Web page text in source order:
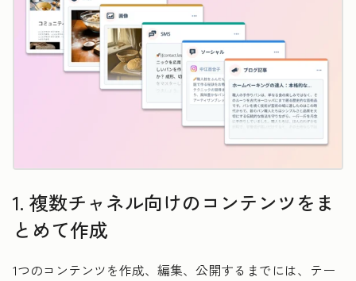
1. 複数チャネル向けのコンテンツをま
とめて作成
1つのコンテンツを作成、編集、公開するまでには、テー